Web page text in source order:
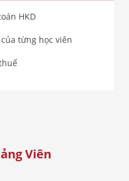
HKD
từng học viên
Viên